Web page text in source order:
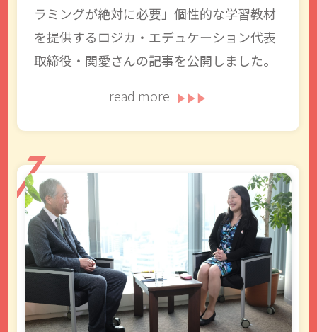
ラミングが絶対に必要」個性的な学習教材
を提供するロジカ・エデュケーション代表
取締役・関愛さんの記事を公開しました。
read more